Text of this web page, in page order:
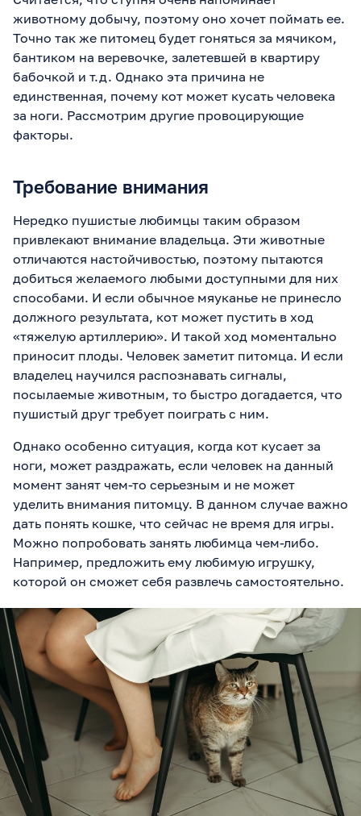
животному добычу, поэтому оно хочет поймать ее.
Точно так же питомец будет гоняться за мячиком,
бантиком на веревочке, залетевшей в квартиру
бабочкой и т.д. Однако эта причина не
единственная, почему кот может кусать человека
за ноги. Рассмотрим другие провоцирующие
факторы.
Требование внимания
Нередко пушистые любимцы таким образом
привлекают внимание владельца. Эти животные
отличаются настойчивостью, поэтому пытаются
добиться желаемого любыми доступными для них
способами. И если обычное мяуканье не принесло
должного результата, кот может пустить в ход
«тяжелую артиллерию». И такой ход моментально
приносит плоды. Человек заметит питомца. И если
владелец научился распознавать сигналы,
посылаемые животным, то быстро догадается, что
пушистый друг требует поиграть с ним.
Однако особенно ситуация, когда кот кусает за
ноги, может раздражать, если человек на данный
момент занят чем-то серьезным и не может
уделить внимания питомцу. В данном случае важно
дать понять кошке, что сейчас не время для игры.
Можно попробовать занять любимца чем-либо.
Например, предложить ему любимую игрушку,
которой он сможет себя развлечь самостоятельно.